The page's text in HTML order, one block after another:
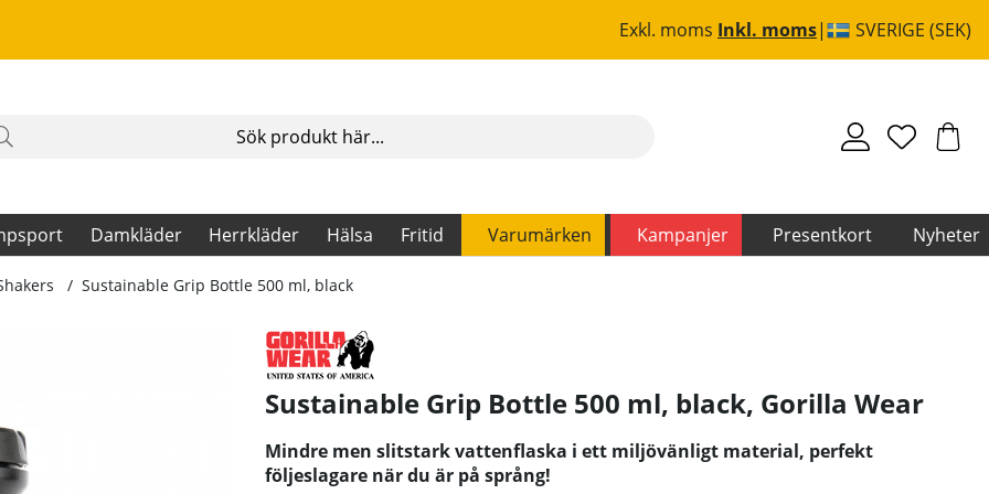
Exkl. moms Inkl. moms SVERIGE (SEK)
Damkläder Herrkläder Hälsa Fritid Varumärken Kampanjer Presentkort Nyheter
Sustainable Grip Bottle 500 ml, black
Sustainable Grip Bottle 500 ml, black, Gorilla Wear
Mindre men slitstark vattenflaska i ett miljövänligt material, perfekt
följeslagare när du är på språng!